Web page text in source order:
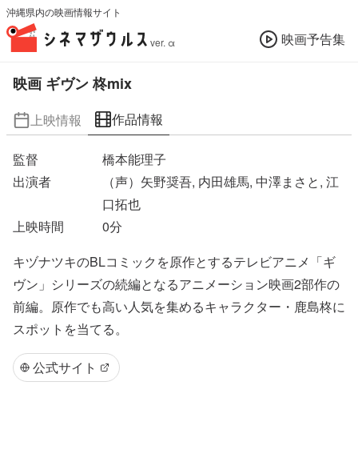
沖縄県内の映画情報サイト
ver. α 映画予告集
映画 ギヴン 柊mix
上映情報 作品情報
監督
橋本能理子
出演者
（声）矢野奨吾, 内田雄馬, 中澤まさと, 江
口拓也
上映時間
0分
キヅナツキのBLコミックを原作とするテレビアニメ「ギ
ヴン」シリーズの続編となるアニメーション映画2部作の
前編。原作でも高い人気を集めるキャラクター・鹿島柊に
スポットを当てる。
公式サイト